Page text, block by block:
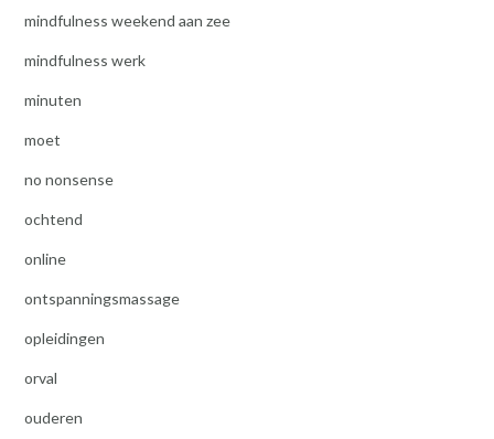
mindfulness weekend aan zee
mindfulness werk
minuten
moet
no nonsense
ochtend
online
ontspanningsmassage
opleidingen
orval
ouderen